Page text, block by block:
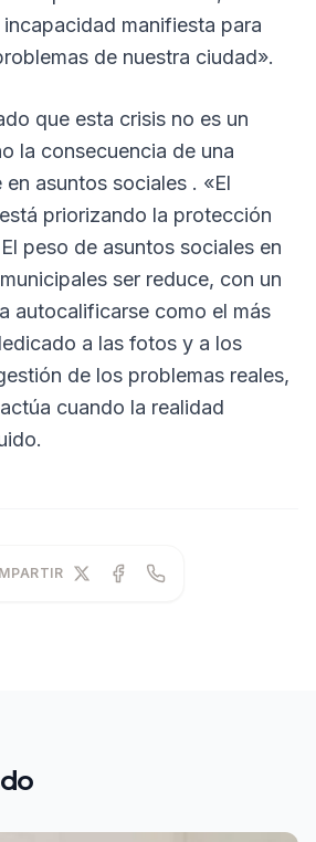
manifiesta para
de nuestra ciudad».
que esta crisis no es un
la consecuencia de una
asuntos sociales . «El
priorizando la protección
peso de asuntos sociales en
ser reduce, con un
autocalificarse como el más
a las fotos y a los
de los problemas reales,
cuando la realidad